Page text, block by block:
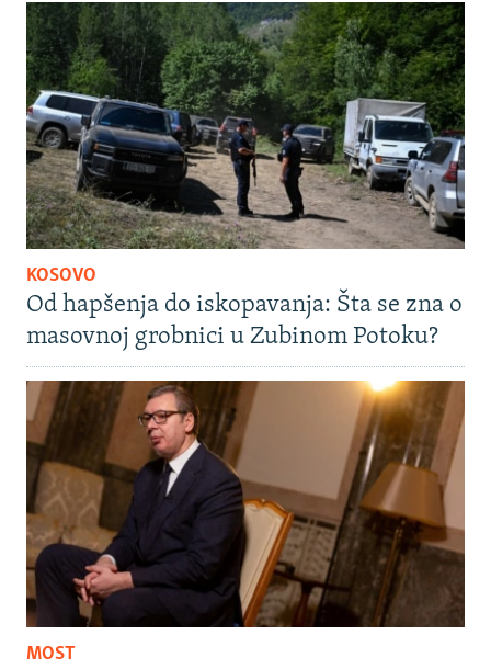
KOSOVO
Od hapšenja do iskopavanja: Šta se zna o
masovnoj grobnici u Zubinom Potoku?
MOST